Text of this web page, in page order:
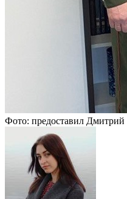
Фото: предоставил Дмитрий